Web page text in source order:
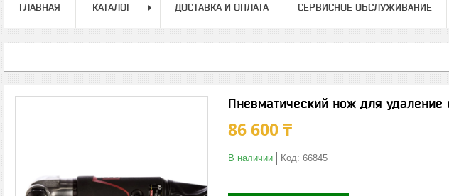
ГЛАВНАЯ КАТАЛОГ ДОСТАВКА И ОПЛАТА СЕРВИСНОЕ ОБСЛУЖИВАНИЕ
Пневматический нож для удаление
86 600 ₸
В наличии Код: 66845